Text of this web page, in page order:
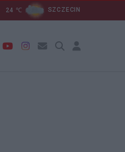
24 ℃ SZCZECIN